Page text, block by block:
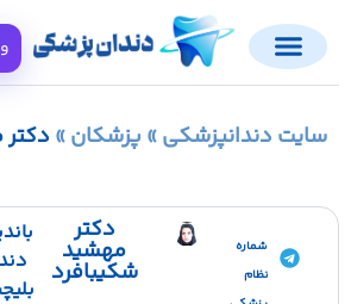
دندانپزشکی»پزشکان»دکتر
شماره
دکتر
مهشید
شکیبافرد
دندان,